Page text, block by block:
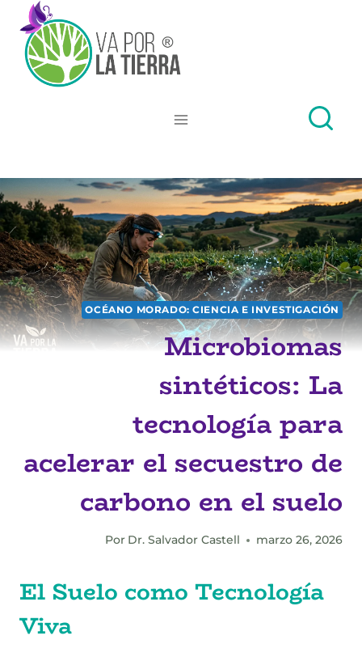
Skip
content
OCÉANO MORADO: CIENCIA E INVESTIGACIÓN
Microbiomas
sintéticos: La
tecnología para
acelerar el secuestro de
carbono en el suelo
Por Dr. Salvador Castell marzo 26, 2026
El Suelo como Tecnología
Viva